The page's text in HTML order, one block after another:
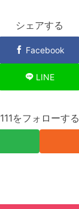
シェアする
Facebook
LINE
111をフォローする